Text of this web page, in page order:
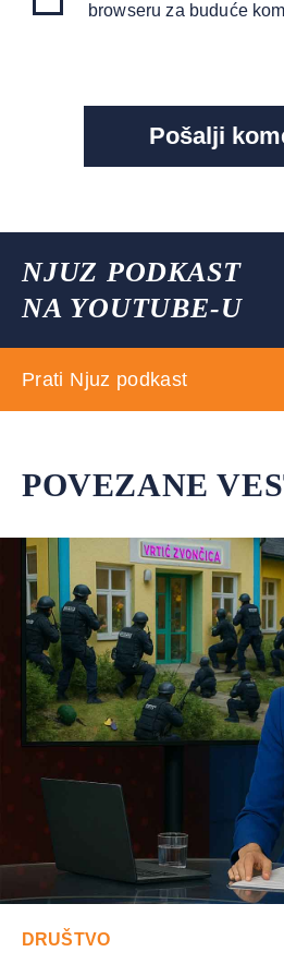
browseru za buduće
NJUZ PODKAST
NA YOUTUBE-U
Prati Njuz podkast
POVEZANE
DRUŠTVO